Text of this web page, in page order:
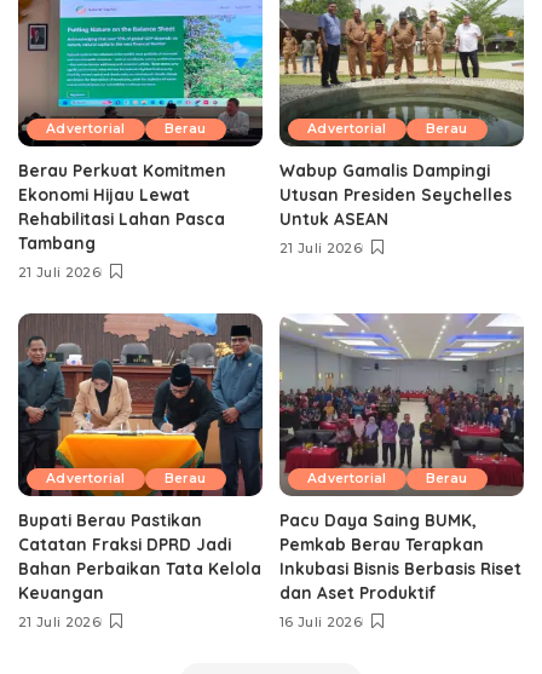
Advertorial Berau
Berau Perkuat Komitmen
Ekonomi Hijau Lewat
Rehabilitasi Lahan Pasca
Tambang
21 Juli 2026
Advertorial Berau
Wabup Gamalis Dampingi
Utusan Presiden Seychelles
Untuk ASEAN
21 Juli 2026
Advertorial Berau
Bupati Berau Pastikan
Catatan Fraksi DPRD Jadi
Bahan Perbaikan Tata Kelola
Keuangan
21 Juli 2026
Advertorial Berau
Pacu Daya Saing BUMK,
Pemkab Berau Terapkan
Inkubasi Bisnis Berbasis Riset
dan Aset Produktif ‎
16 Juli 2026